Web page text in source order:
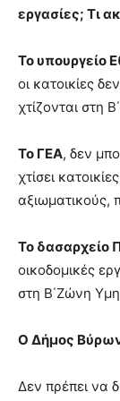
εργασίες; Τι
Το υπουργείο
οι κατοικίες
χτίζονται στη
Το ΓΕΑ, δεν
χτίσει
αξιωματικούς,
Το δασαρχείο
οικοδομικές
στη Β΄Ζώνη
Ο Δήμος
Δεν πρέπει να